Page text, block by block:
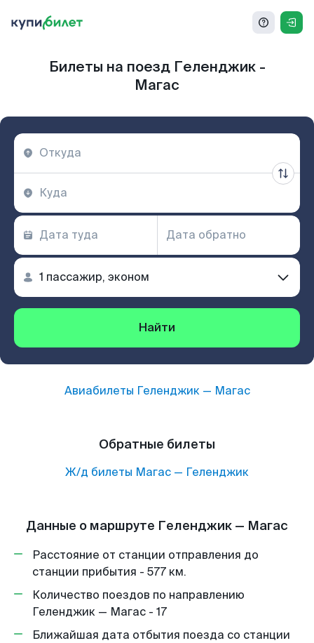
Билеты на поезд Геленджик -
Магас
Найти
Авиабилеты Геленджик— Магас
Обратные билеты
Ж/д билеты Магас — Геленджик
Данные о маршруте Геленджик — Магас
Расстояние от станции отправления до
станции прибытия - 577 км.
Количество поездов по направлению
Геленджик — Магас - 17
Ближайшая дата отбытия поезда со станции